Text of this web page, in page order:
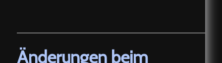
Änderungen beim